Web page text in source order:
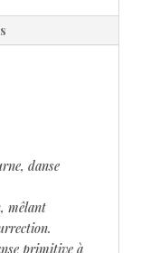
danse
mêlant
primitive à